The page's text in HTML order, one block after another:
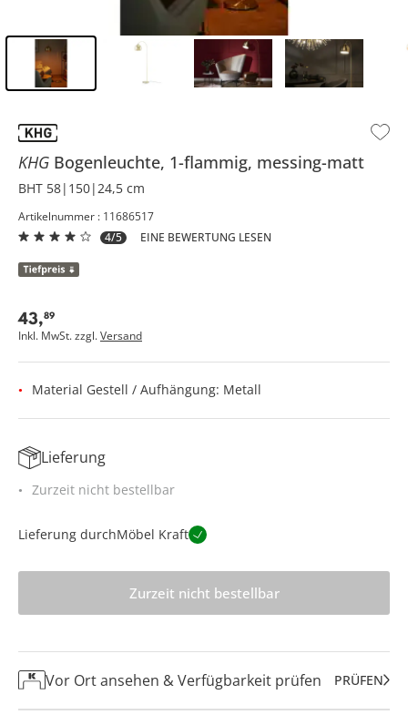
KHG Bogenleuchte, 1-flammig, messing-matt
BHT 58|150|24,5 cm
Artikelnummer : 11686517
4/5
EINE BEWERTUNG LESEN
43,89
Inkl. MwSt. zzgl.Versand
Material Gestell / Aufhängung: Metall
Lieferung
Zurzeit nicht bestellbar
Lieferung durchMöbel Kraft
Zurzeit nicht bestellbar
Vor Ort ansehen & Verfügbarkeit prüfen PRÜFEN